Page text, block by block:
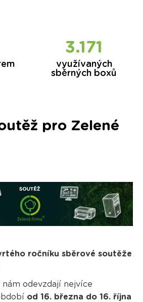
3.308
využívaných
sběrných boxů
pro Zelené
ročníku sběrové soutěže
odevzdají nejvíce
od 16. března do 16. října